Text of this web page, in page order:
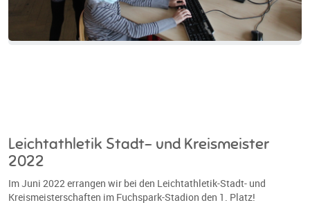
Leichtathletik Stadt- und Kreismeister
2022
Im Juni 2022 errangen wir bei den Leichtathletik-Stadt- und
Kreismeisterschaften im Fuchspark-Stadion den 1. Platz!